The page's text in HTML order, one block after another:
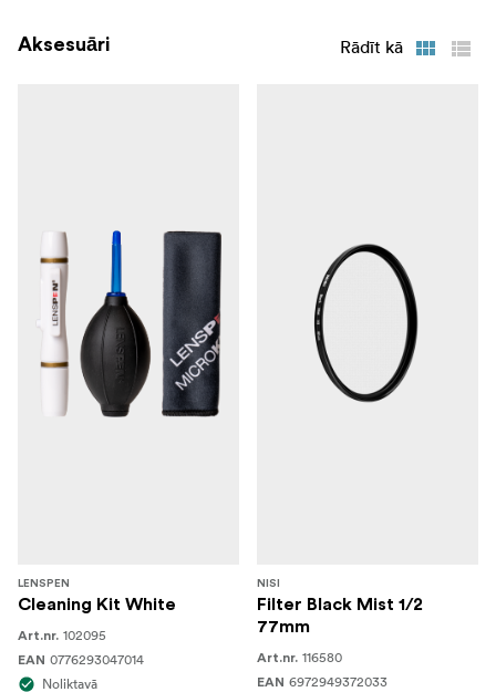
Aksesuāri Rādīt kā
LENSPEN
Cleaning Kit White
Art.nr. 102095
EAN 0776293047014
Noliktavā
NISI
Filter Black Mist 1/2
77mm
Art.nr. 116580
EAN 6972949372033